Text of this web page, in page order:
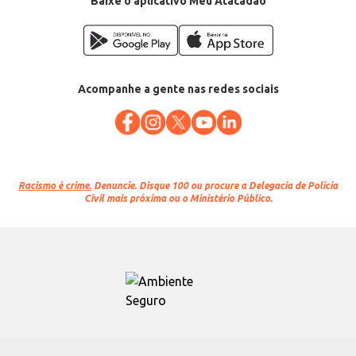
Acompanhe a gente nas redes sociais
Racismo é crime. Denuncie. Disque 100 ou procure a Delegacia de Polícia
Civil mais próxima ou o Ministério Público.